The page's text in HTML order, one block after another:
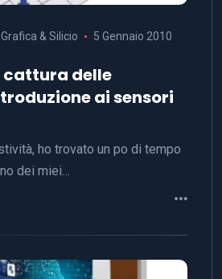
Grafica & Silicio 5 Gennaio 2010
delle
ai sensori
ho trovato un po di tempo
dei miei…